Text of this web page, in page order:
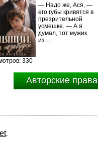
330
— Надо же, Ася, —
его губы кривятся в
презрительной
усмешке. — А я
думал, тот мужик
из…
Авторские права
.